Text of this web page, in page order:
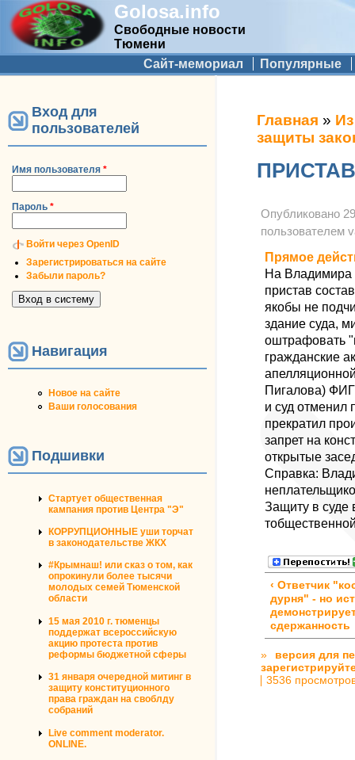
Golosa.info
Свободные новости
Тюмени
Дополнительное меню
Сайт-мемориал Популярные
Вход для
пользователей
Имя пользователя *
Пароль *
Войти через OpenID
Зарегистрироваться на сайте
Забыли пароль?
Навигация
Новое на сайте
Ваши голосования
Подшивки
Стартует общественная
кампания против Центра "Э"
КОРРУПЦИОННЫЕ уши торчат
в законодательстве ЖКХ
#Крымнаш! или сказ о том, как
опрокинули более тысячи
молодых семей Тюменской
области
15 мая 2010 г. тюменцы
поддержат всероссийскую
акцию протеста против
реформы бюджетной сферы
31 января очередной митинг в
защиту конституционного
права граждан на своблду
собраний
Live comment moderator.
ONLINE.
Вы здесь
Главная »
защиты
Опубликовано
пользователем
Прямое
На Владимира
пристав
якобы не
здание суда,
оштрафовать
гражданские
Пигалова)
и суд отменил
прекратил
запрет на
открытые
Справка:
Защиту в суде
‹ Ответчик
дурня" - но
сдержанность
»
версия для
3536